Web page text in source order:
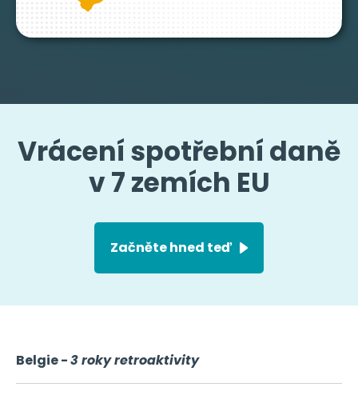
Vrácení spotřební daně
v 7 zemích EU
Začněte hned teď
Belgie -3 roky retroaktivity